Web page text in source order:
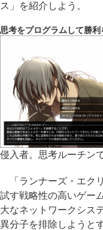
ス」を紹介しよう。
思考をプログラムして勝
侵入者。思考ルーチン
「ランナーズ・エク
試す戦略性の高いゲー
大なネットワークシス
異分子を排除しようと